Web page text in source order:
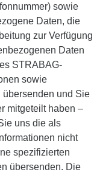
sowie
Daten, die
zur Verfügung
Daten
STRABAG-
sowie
übersenden und Sie
mitgeteilt haben –
uns die als
nicht
spezifizierten
übersenden. Die